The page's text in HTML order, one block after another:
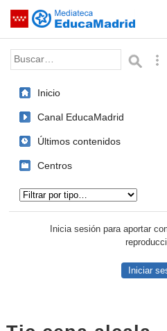
Saltar navegación
Palabra o frase:
Inicio
Canal EducaMadrid
Últimos contenidos
Centros
Inicia sesión para aportar
Iniciar